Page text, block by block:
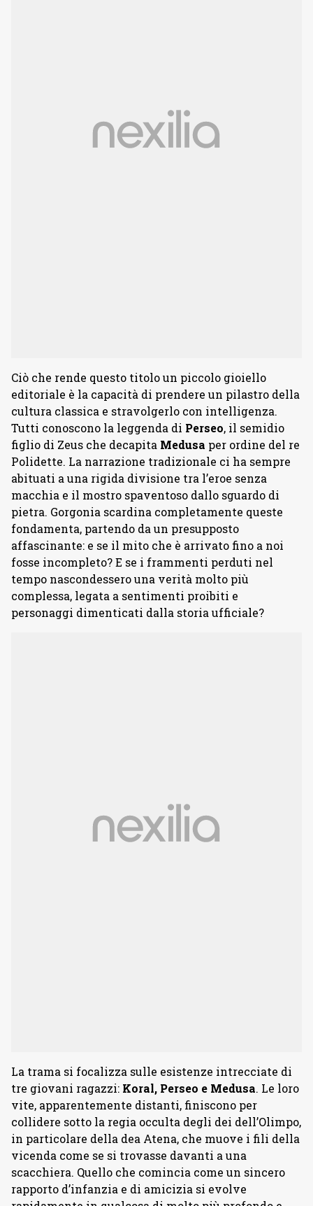
Ciò che rende questo titolo un piccolo gioiello
editoriale è la capacità di prendere un pilastro della
cultura classica e stravolgerlo con intelligenza.
Tutti conoscono la leggenda di Perseo, il semidio
figlio di Zeus che decapita Medusa per ordine del re
Polidette. La narrazione tradizionale ci ha sempre
abituati a una rigida divisione tra l’eroe senza
macchia e il mostro spaventoso dallo sguardo di
pietra. Gorgonia scardina completamente queste
fondamenta, partendo da un presupposto
affascinante: e se il mito che è arrivato fino a noi
fosse incompleto? E se i frammenti perduti nel
tempo nascondessero una verità molto più
complessa, legata a sentimenti proibiti e
personaggi dimenticati dalla storia ufficiale?
La trama si focalizza sulle esistenze intrecciate di
tre giovani ragazzi: Koral, Perseo e Medusa. Le loro
vite, apparentemente distanti, finiscono per
collidere sotto la regia occulta degli dei dell’Olimpo,
in particolare della dea Atena, che muove i fili della
vicenda come se si trovasse davanti a una
scacchiera. Quello che comincia come un sincero
rapporto d’infanzia e di amicizia si evolve